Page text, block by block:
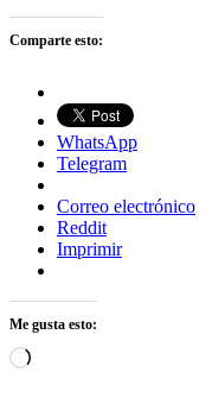
Comparte esto:
WhatsApp
Telegram
Correo electrónico
Reddit
Imprimir
Me gusta esto:
Cargando...